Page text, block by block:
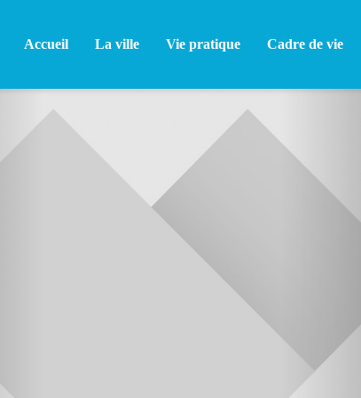
Accueil La ville Vie pratique Cadre de vie